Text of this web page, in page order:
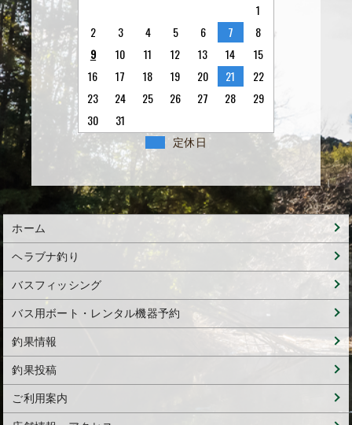
1
2
3 4 5 6 7
8
9
10 11 12 13 14
15
16
17 18 19 20 21
22
23
24 25 26 27 28
29
30
31
定休日
ホーム
ヘラブナ釣り
バスフィッシング
バス用ボート・レンタル機器予約
釣果情報
釣果投稿
ご利用案内